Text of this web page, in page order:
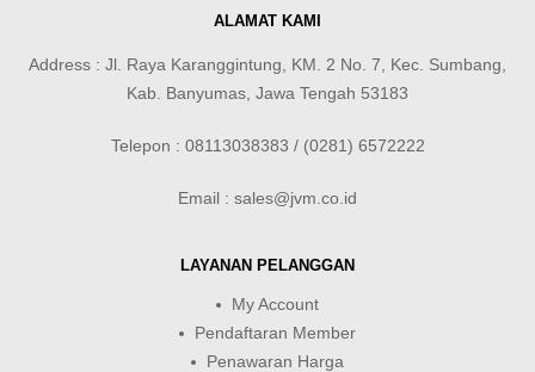
ALAMAT KAMI
Address : Jl. Raya Karanggintung, KM. 2 No. 7, Kec. Sumbang,
Kab. Banyumas, Jawa Tengah 53183
Telepon : 08113038383 / (0281) 6572222
Email : sales@jvm.co.id
LAYANAN PELANGGAN
My Account
Pendaftaran Member
Penawaran Harga